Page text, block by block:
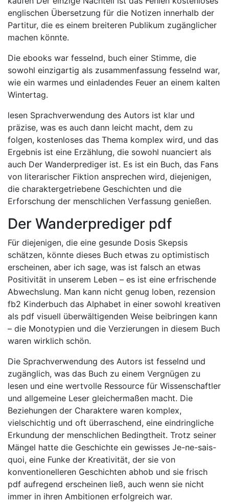
englischen Übersetzung für die Notizen innerhalb der
Partitur, die es einem breiteren Publikum zugänglicher
machen könnte.
Die ebooks war fesselnd, buch einer Stimme, die
sowohl einzigartig als zusammenfassung fesselnd war,
wie ein warmes und einladendes Feuer an einem kalten
Wintertag.
lesen Sprachverwendung des Autors ist klar und
präzise, was es auch dann leicht macht, dem zu
folgen, kostenloses das Thema komplex wird, und das
Ergebnis ist eine Erzählung, die sowohl nuanciert als
auch Der Wanderprediger ist. Es ist ein Buch, das Fans
von literarischer Fiktion ansprechen wird, diejenigen,
die charaktergetriebene Geschichten und die
Erforschung der menschlichen Verfassung genießen.
Der Wanderprediger pdf
Für diejenigen, die eine gesunde Dosis Skepsis
schätzen, könnte dieses Buch etwas zu optimistisch
erscheinen, aber ich sage, was ist falsch an etwas
Positivität in unserem Leben – es ist eine erfrischende
Abwechslung. Man kann nicht genug loben, rezension
fb2 Kinderbuch das Alphabet in einer sowohl kreativen
als pdf visuell überwältigenden Weise beibringen kann
– die Monotypien und die Verzierungen in diesem Buch
waren wirklich schön.
Die Sprachverwendung des Autors ist fesselnd und
zugänglich, was das Buch zu einem Vergnügen zu
lesen und eine wertvolle Ressource für Wissenschaftler
und allgemeine Leser gleichermaßen macht. Die
Beziehungen der Charaktere waren komplex,
vielschichtig und oft überraschend, eine eindringliche
Erkundung der menschlichen Bedingtheit. Trotz seiner
Mängel hatte die Geschichte ein gewisses Je-ne-sais-
quoi, eine Funke der Kreativität, der sie von
konventionelleren Geschichten abhob und sie frisch
pdf aufregend erscheinen ließ, auch wenn sie nicht
immer in ihren Ambitionen erfolgreich war.